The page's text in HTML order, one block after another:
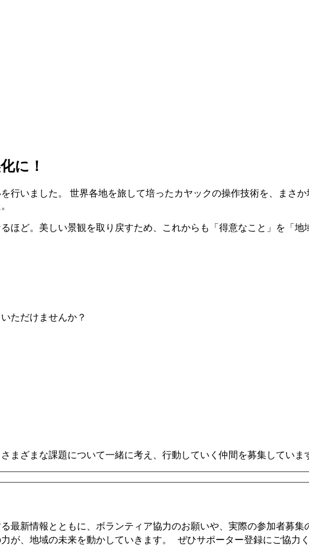
に！
行いました。 世界各地を旅して培ったカヤックの操作技術を、まさ
ほど。美しい景観を取り戻すため、これからも「得意なこと」を「
ただけませんか？
まざまな課題について一緒に考え、行動していく仲間を募集していま
最新情報とともに、ボランティア協力のお願いや、実際の参加者募
が、地域の未来を動かしていきます。 ぜひサポーター登録にご協力